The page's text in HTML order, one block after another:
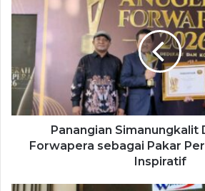
Panangian Simanungkalit
Forwapera sebagai Pakar
Inspiratif